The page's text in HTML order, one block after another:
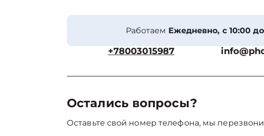
Работаем Ежедневно, с 10:00
+78003015987
Остались вопросы?
Оставьте свой номер телефона, мы